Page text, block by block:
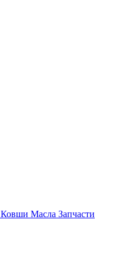
Ковши Масла Запчасти